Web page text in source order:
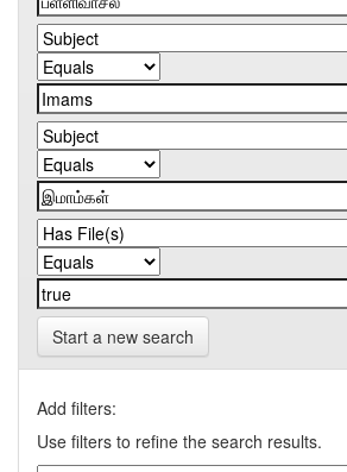
Start a new search
Add filters:
Use filters to refine the search results.